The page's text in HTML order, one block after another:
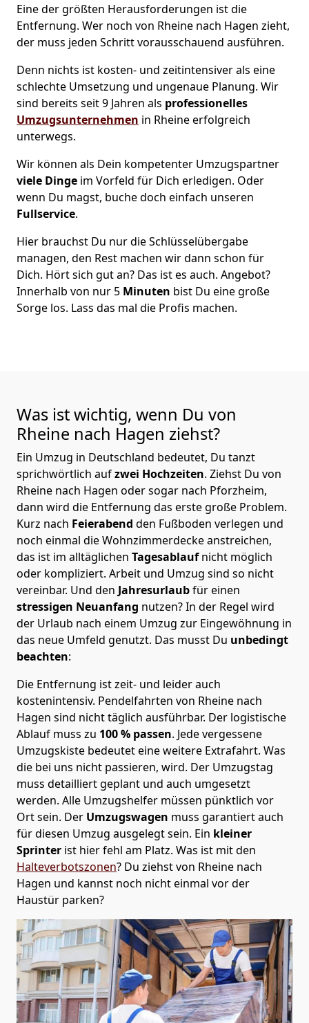
Eine der größten Herausforderungen ist die
Entfernung. Wer noch von Rheine nach Hagen zieht,
der muss jeden Schritt vorausschauend ausführen.
Denn nichts ist kosten- und zeitintensiver als eine
schlechte Umsetzung und ungenaue Planung. Wir
sind bereits seit 9 Jahren als professionelles
Umzugsunternehmen in Rheine erfolgreich
unterwegs.
Wir können als Dein kompetenter Umzugspartner
viele Dinge im Vorfeld für Dich erledigen. Oder
wenn Du magst, buche doch einfach unseren
Fullservice.
Hier brauchst Du nur die Schlüsselübergabe
managen, den Rest machen wir dann schon für
Dich. Hört sich gut an? Das ist es auch. Angebot?
Innerhalb von nur 5 Minuten bist Du eine große
Sorge los. Lass das mal die Profis machen.
Was ist wichtig, wenn Du von
Rheine nach Hagen ziehst?
Ein Umzug in Deutschland bedeutet, Du tanzt
sprichwörtlich aufzwei Hochzeiten. Ziehst Du von
Rheine nach Hagen oder sogar nach Pforzheim,
dann wird die Entfernung das erste große Problem.
Kurz nach Feierabend den Fußboden verlegen und
noch einmal die Wohnzimmerdecke anstreichen,
das ist im alltäglichen Tagesablaufnicht möglich
oder kompliziert. Arbeit und Umzug sind so nicht
vereinbar. Und den Jahresurlaubfür einen
stressigen Neuanfang nutzen? In der Regel wird
der Urlaub nach einem Umzug zur Eingewöhnung in
das neue Umfeld genutzt. Das musst Du unbedingt
beachten:
Die Entfernung ist zeit- und leider auch
kostenintensiv. Pendelfahrten von Rheine nach
Hagen sind nicht täglich ausführbar. Der logistische
Ablauf muss zu 100 % passen. Jede vergessene
Umzugskiste bedeutet eine weitere Extrafahrt. Was
die bei uns nicht passieren, wird. Der Umzugstag
muss detailliert geplant und auch umgesetzt
werden. Alle Umzugshelfer müssen pünktlich vor
Ort sein. Der Umzugswagen muss garantiert auch
für diesen Umzug ausgelegt sein. Ein kleiner
Sprinter ist hier fehl am Platz. Was ist mit den
Halteverbotszonen? Du ziehst von Rheine nach
Hagen und kannst noch nicht einmal vor der
Haustür parken?